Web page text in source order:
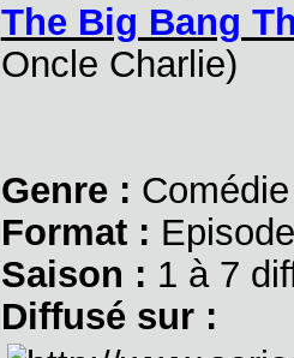
The Big Bang
Oncle Charlie)
Genre : Comédie
Format :
Saison : 1 à 7
Diffusé sur :